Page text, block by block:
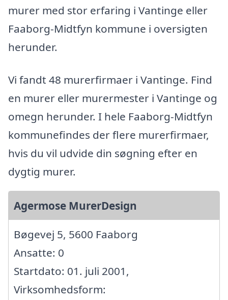
murer med stor erfaring i Vantinge eller
Faaborg-Midtfyn kommune i oversigten
herunder.
Vi fandt 48 murerfirmaer i Vantinge. Find
en murer eller murermester i Vantinge og
omegn herunder. I hele Faaborg-Midtfyn
kommunefindes der flere murerfirmaer,
hvis du vil udvide din søgning efter en
dygtig murer.
Agermose MurerDesign
Bøgevej 5, 5600 Faaborg
Ansatte: 0
Startdato: 01. juli 2001,
Virksomhedsform: